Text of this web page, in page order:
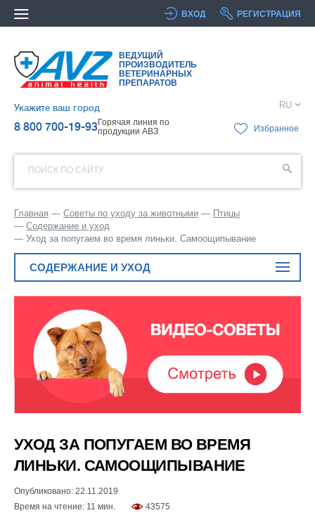
ВХОД РЕГИСТРАЦИЯ
ВЕДУЩИЙ
ПРОИЗВОДИТЕЛЬ
ВЕТЕРИНАРНЫХ
ПРЕПАРАТОВ
Укажите ваш город
8 800 700-19-93Горячая линия по
продукции АВЗ
RU
Избранное
ПОИСК ПО САЙТУ
Главная Советы по уходу за животными
Птицы
Содержание и уход
Уход за попугаем во время линьки. Самоощипывание
СОДЕРЖАНИЕ И УХОД
УХОД ЗА ПОПУГАЕМ ВО ВРЕМЯ
ЛИНЬКИ. САМООЩИПЫВАНИЕ
Опубликовано: 22.11.2019
Время на чтение: 11 мин.
43575